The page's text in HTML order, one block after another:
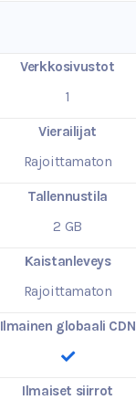
Verkkosivustot
1
Vierailijat
Rajoittamaton
Tallennustila
2 GB
Kaistanleveys
Rajoittamaton
Ilmainen globaali CDN
Ilmaiset siirrot